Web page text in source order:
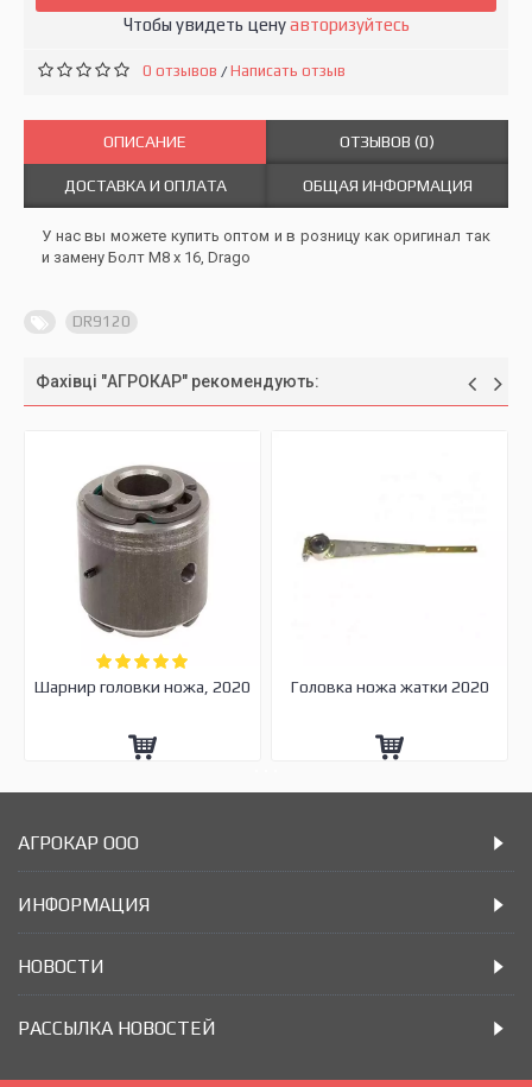
Чтобы увидеть ценуавторизуйтесь
0 отзывов /Написать отзыв
ОПИСАНИЕ ОТЗЫВОВ (0)
ДОСТАВКА И ОПЛАТА ОБЩАЯ ИНФОРМАЦИЯ
У нас вы можете купить оптом и в розницу как оригинал так
и замену Болт M8 x 16, Drago
DR9120
Фахівці "АГРОКАР" рекомендують:
Шарнир головки ножа, 2020 Головка ножа жатки 2020
АГРОКАР ООО
ИНФОРМАЦИЯ
НОВОСТИ
РАССЫЛКА НОВОСТЕЙ